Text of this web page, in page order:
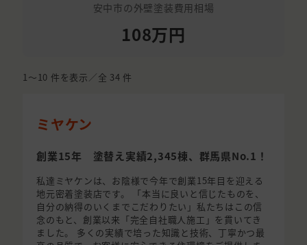
安中市の外壁塗装費用相場
108万円
1〜10 件を表示／全 34 件
ミヤケン
創業15年 塗替え実績2,345棟、群馬県No.1！
私達ミヤケンは、お陰様で今年で創業15年目を迎える
地元密着塗装店です。 「本当に良いと信じたものを、
自分の納得のいくまでこだわりたい」私たちはこの信
念のもと、創業以来「完全自社職人施工」を貫いてき
ました。 多くの実績で培った知識と技術、丁寧かつ最